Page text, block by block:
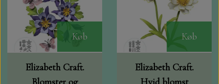
Køb
Elizabeth Craft.
Køb
Elizabeth Craft.